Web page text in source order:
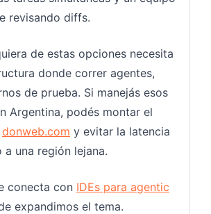
revisando diffs.
de estas opciones necesita
donde correr agentes,
de prueba. Si manejás esos
Argentina, podés montar el
donweb.com y evitar la latencia
una región lejana.
conecta con IDEs para agentic
expandimos el tema.